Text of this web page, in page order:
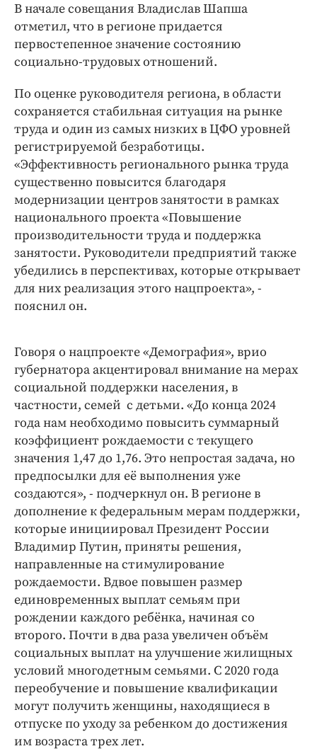
В начале совещания Владислав Шапша
отметил, что в регионе придается
первостепенное значение состоянию
социально-трудовых отношений.
По оценке руководителя региона, в области
сохраняется стабильная ситуация на рынке
труда и один из самых низких в ЦФО уровней
регистрируемой безработицы.
«Эффективность регионального рынка труда
существенно повысится благодаря
модернизации центров занятости в рамках
национального проекта «Повышение
производительности труда и поддержка
занятости. Руководители предприятий также
убедились в перспективах, которые открывает
для них реализация этого нацпроекта», -
пояснил он.
Говоря о нацпроекте «Демография», врио
губернатора акцентировал внимание на мерах
социальной поддержки населения, в
частности, семей с детьми. «До конца 2024
года нам необходимо повысить суммарный
коэффициент рождаемости с текущего
значения 1,47 до 1,76. Это непростая задача, но
предпосылки для её выполнения уже
создаются», - подчеркнул он. В регионе в
дополнение к федеральным мерам поддержки,
которые инициировал Президент России
Владимир Путин, приняты решения,
направленные на стимулирование
рождаемости. Вдвое повышен размер
единовременных выплат семьям при
рождении каждого ребёнка, начиная со
второго. Почти в два раза увеличен объём
социальных выплат на улучшение жилищных
условий многодетным семьями. С 2020 года
переобучение и повышение квалификации
могут получить женщины, находящиеся в
отпуске по уходу за ребенком до достижения
им возраста трех лет.